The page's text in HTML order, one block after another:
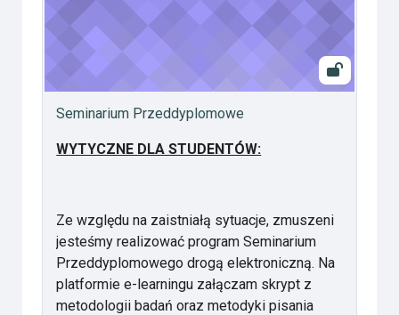
Seminarium Przeddyplomowe
WYTYCZNE DLA STUDENTÓW:
Ze względu na zaistniałą sytuacje, zmuszeni
jesteśmy realizować program Seminarium
Przeddyplomowego drogą elektroniczną. Na
platformie e-learningu załączam skrypt z
metodologii badań oraz metodyki pisania